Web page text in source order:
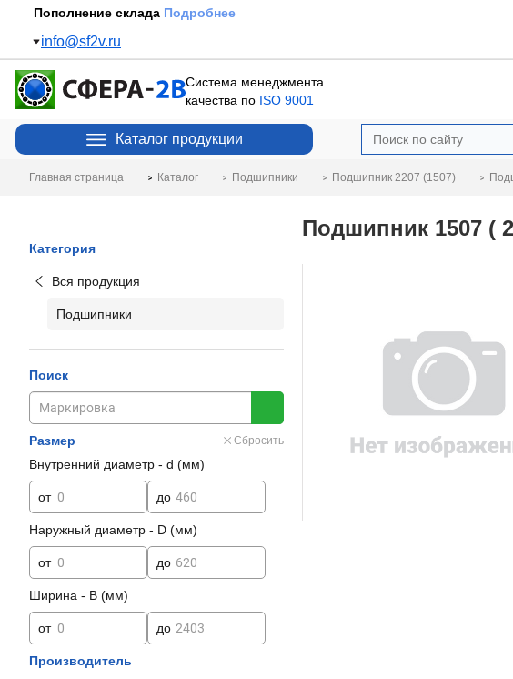
Пополнение склада Подробнее
info@sf2v.ru
Система менеджмента
качества по ISO 9001
Каталог продукции
Главная страница Каталог Подшипники Подшипник 2207 (1507)
Категория
Вся продукция
Подшипники
Поиск
Размер Сбросить
Внутренний диаметр - d (мм)
от до
Наружный диаметр - D (мм)
от до
Ширина - B (мм)
от до
Производитель
Подшипник 1507 (